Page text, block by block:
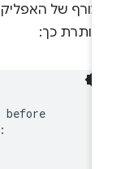
כך:
before